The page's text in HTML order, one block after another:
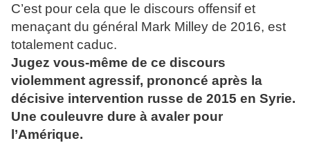
C’est pour cela que le discours offensif et
menaçant du général Mark Milley de 2016, est
totalement caduc.
Jugez vous-même de ce discours
violemment agressif, prononcé après la
décisive intervention russe de 2015 en Syrie.
Une couleuvre dure à avaler pour
l’Amérique.